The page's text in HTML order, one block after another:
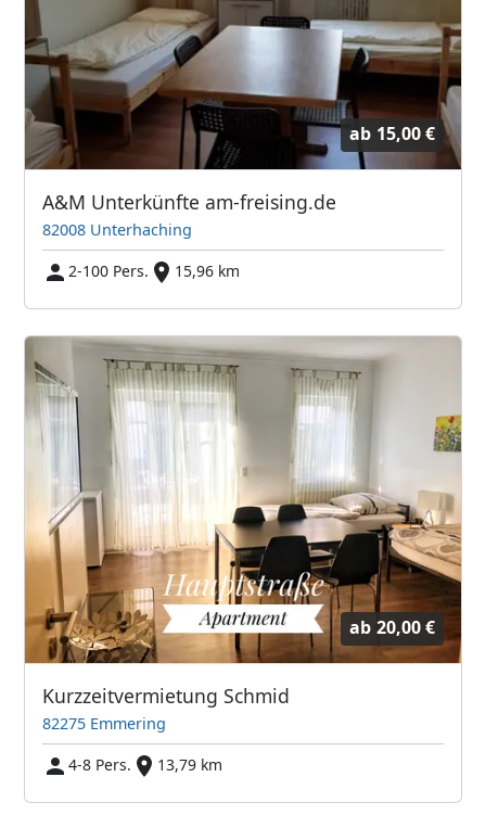
ab 15,00 €
A&M Unterkünfte am-freising.de
82008 Unterhaching
2-100 Pers.
15,96 km
ab 20,00 €
Kurzzeitvermietung Schmid
82275 Emmering
4-8 Pers.
13,79 km